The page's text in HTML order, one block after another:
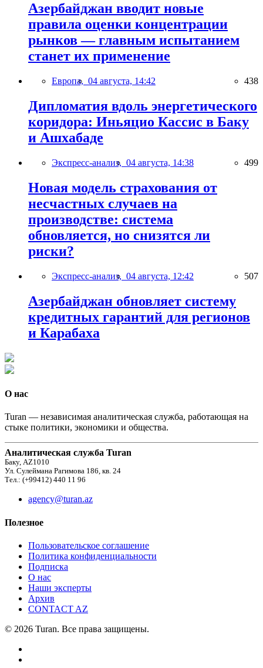
Азербайджан вводит новые
правила оценки концентрации
рынков — главным испытанием
станет их применение
Европа, 04 августа, 14:42 438
Дипломатия вдоль энергетического
коридора: Иньяцио Кассис в Баку
и Ашхабаде
Экспресс-анализ, 04 августа, 14:38 499
Новая модель страхования от
несчастных случаев на
производстве: система
обновляется, но снизятся ли
риски?
Экспресс-анализ, 04 августа, 12:42 507
Азербайджан обновляет систему
кредитных гарантий для регионов
и Карабаха
О нас
Turan — независимая аналитическая служба, работающая на
стыке политики, экономики и общества.
Аналитическая служба Turan
Баку, AZ1010
Ул. Сулеймана Рагимова 186, кв. 24
Тел.: (+99412) 440 11 96
agency@turan.az
Полезное
Пользовательское соглашение
Политика конфиденциальности
Подписка
О нас
Наши эксперты
Архив
CONTACT AZ
© 2026 Turan. Все права защищены.